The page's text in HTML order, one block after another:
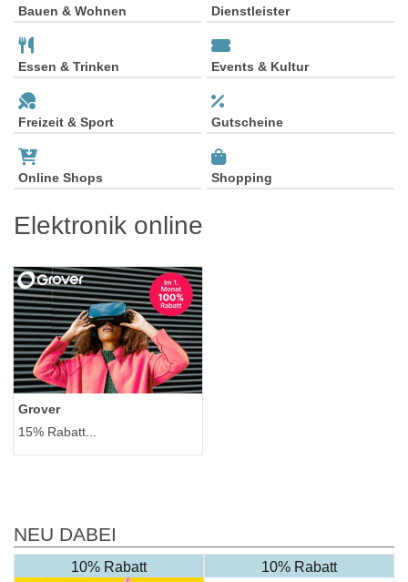
Bauen & Wohnen Dienstleister
Essen & Trinken Events & Kultur
Freizeit & Sport Gutscheine
Online Shops Shopping
Elektronik online
Grover
15% Rabatt...
NEU DABEI
10% Rabatt 10% Rabatt